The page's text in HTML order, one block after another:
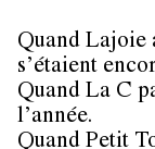
Quand Lajoie
s’étaient
Quand La C
l’année.
Quand Petit